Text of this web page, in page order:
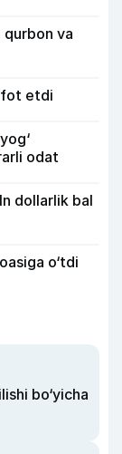
qurbon va
etdi
odat
dollarlik bal
o‘tdi
bo‘yicha